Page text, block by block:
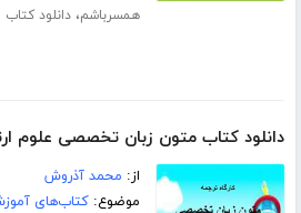
همسرباشم،دانلود
دانلود کتاب متون زبان تخصصی علوم
از: محمد آذروش
موضوع:کتاب‌های